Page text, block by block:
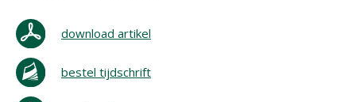
download artikel
bestel tijdschrift